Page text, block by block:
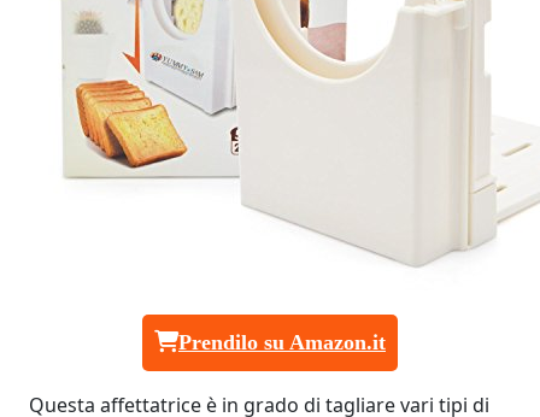
Prendilo su Amazon.it
Questa affettatrice è in grado di tagliare vari tipi di